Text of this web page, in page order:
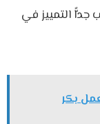
التمييز في
بكر